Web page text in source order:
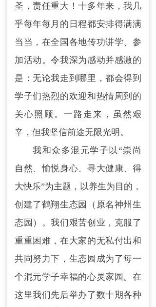
圣，责任重大！十多年来，我几
乎每年每月的日程都安排得满满
当当，在全国各地传功讲学、参
加活动。令我深为感动并感激的
是：无论我走到哪里，都会得到
学子们热烈的欢迎和热情周到的
关心照顾。一路走来，虽然艰
辛，但我坚信前途无限光明。
我和众多混元学子以“崇尚
自然、愉悦身心、寻大健康、得
大快乐”为主题，以养生为目的，
创建了鹤翔生态园（原名神州生
态园）。我们艰苦创业，克服了
重重困难，在大家的无私付出和
共同努力下，生态园成为了每一
个混元学子幸福的心灵家园。在
这里我们先后举办了数十期各种